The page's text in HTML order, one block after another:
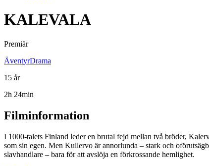
KALEVALA
Premiär
ÄventyrDrama
15 år
2h 24min
Filminformation
I 1000-talets Finland leder en brutal fejd mellan två bröder,
som sin egen. Men Kullervo är annorlunda – stark och
slavhandlare – bara för att avslöja en förkrossande hemlighet.